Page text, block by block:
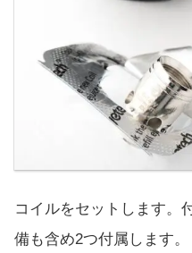
コイルをセットします。
備も含め2つ付属します。